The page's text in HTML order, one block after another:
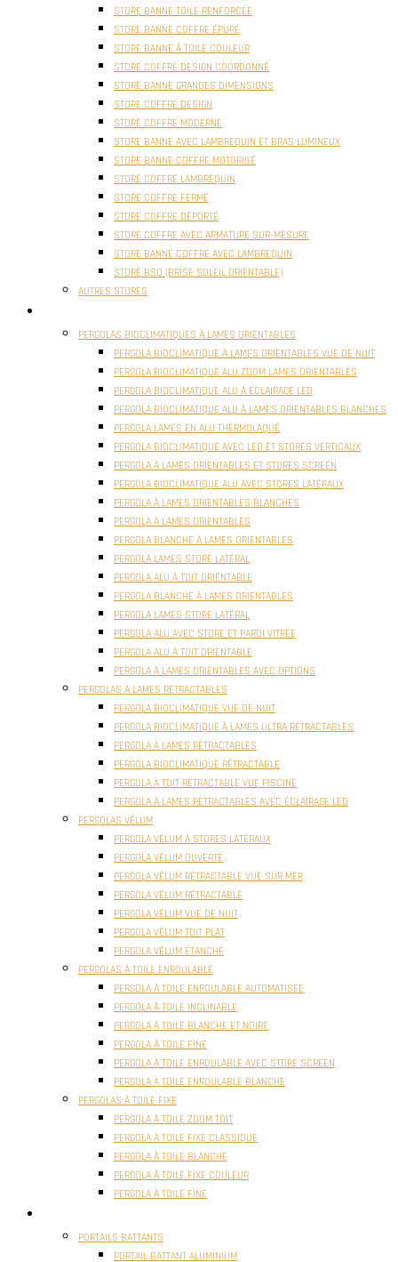
STORE BANNE TOILE RENFORCEE
STORE BANNE COFFRE ÉPURÉ
STORE BANNE À TOILE COULEUR
STORE COFFRE DESIGN COORDONNÉ
STORE BANNE GRANDES DIMENSIONS
STORE COFFRE DESIGN
STORE COFFRE MODERNE
STORE BANNE AVEC LAMBREQUIN ET BRAS LUMINEUX
STORE BANNE COFFRE MOTORISÉ
STORE COFFRE LAMBREQUIN
STORE COFFRE FERMÉ
STORE COFFRE DÉPORTÉ
STORE COFFRE AVEC ARMATURE SUR-MESURE
STORE BANNE COFFRE AVEC LAMBREQUIN
STORE BSO (BRISE SOLEIL ORIENTABLE)
AUTRES STORES
PERGOLAS BIOCLIMATIQUES À LAMES ORIENTABLES
PERGOLA BIOCLIMATIQUE À LAMES ORIENTABLES VUE DE NUIT
PERGOLA BIOCLIMATIQUE ALU ZOOM LAMES ORIENTABLES
PERGOLA BIOCLIMATIQUE ALU À ÉCLAIRAGE LED
PERGOLA BIOCLIMATIQUE ALU À LAMES ORIENTABLES BLANCHES
PERGOLA LAMES EN ALU THERMOLAQUÉ
PERGOLA BIOCLIMATIQUE AVEC LED ET STORES VERTICAUX
PERGOLA À LAMES ORIENTABLES ET STORES SCREEN
PERGOLA BIOCLIMATIQUE ALU AVEC STORES LATÉRAUX
PERGOLA À LAMES ORIENTABLES BLANCHES
PERGOLA À LAMES ORIENTABLES
PERGOLA BLANCHE À LAMES ORIENTABLES
PERGOLA LAMES STORE LATÉRAL
PERGOLA ALU À TOIT ORIENTABLE
PERGOLA BLANCHE À LAMES ORIENTABLES
PERGOLA LAMES STORE LATÉRAL
PERGOLA ALU AVEC STORE ET PAROI VITRÉE
PERGOLA ALU À TOIT ORIENTABLE
PERGOLA À LAMES ORIENTABLES AVEC OPTIONS
PERGOLAS À LAMES RÉTRACTABLES
PERGOLA BIOCLIMATIQUE VUE DE NUIT
PERGOLA BIOCLIMATIQUE À LAMES ULTRA RÉTRACTABLES
PERGOLA À LAMES RÉTRACTABLES
PERGOLA BIOCLIMATIQUE RÉTRACTABLE
PERGOLA À TOIT RÉTRACTABLE VUE PISCINE
PERGOLA À LAMES RÉTRACTABLES AVEC ÉCLAIRAGE LED
PERGOLAS VÉLUM
PERGOLA VÉLUM À STORES LATÉRAUX
PERGOLA VÉLUM OUVERTE
PERGOLA VÉLUM RÉTRACTABLE VUE SUR MER
PERGOLA VÉLUM RÉTRACTABLE
PERGOLA VÉLUM VUE DE NUIT
PERGOLA VÉLUM TOIT PLAT
PERGOLA VÉLUM ÉTANCHE
PERGOLAS À TOILE ENROULABLE
PERGOLA À TOILE ENROULABLE AUTOMATISÉE
PERGOLA À TOILE INCLINABLE
PERGOLA À TOILE BLANCHE ET NOIRE
PERGOLA À TOILE FINE
PERGOLA À TOILE ENROULABLE AVEC STORE SCREEN
PERGOLA À TOILE ENROULABLE BLANCHE
PERGOLAS À TOILE FIXE
PERGOLA À TOILE ZOOM TOIT
PERGOLA À TOILE FIXE CLASSIQUE
PERGOLA À TOILE BLANCHE
PERGOLA À TOILE FIXE COULEUR
PERGOLA À TOILE FINE
PORTAILS BATTANTS
PORTAIL BATTANT ALUMINIUM